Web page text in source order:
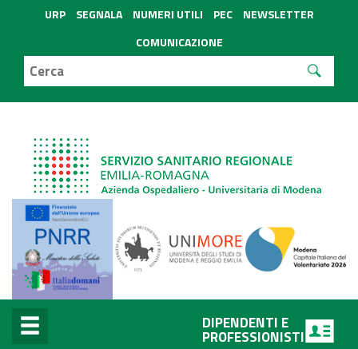
URP SEGNALA NUMERI UTILI PEC
NEWSLETTER
COMUNICAZIONE
DIPENDENTI E
PROFESSIONISTI